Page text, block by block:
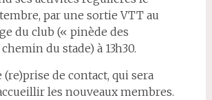
par une sortie VTT au
du club (« pinède des
du stade) à 13h30.
de contact, qui sera
les nouveaux membres.